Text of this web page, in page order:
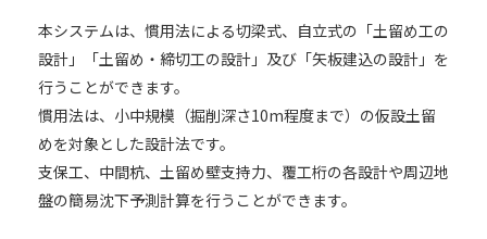
本システムは、慣用法による切梁式、自立式の「土留め工の
設計」「土留め・締切工の設計」及び「矢板建込の設計」を
行うことができます。
慣用法は、小中規模（掘削深さ10m程度まで）の仮設土留
めを対象とした設計法です。
支保工、中間杭、土留め壁支持力、覆工桁の各設計や周辺地
盤の簡易沈下予測計算を行うことができます。